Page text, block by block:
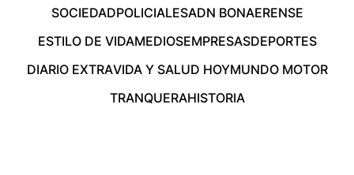
SOCIEDADPOLICIALESADN BONAERENSE
ESTILO DE VIDAMEDIOSEMPRESASDEPORTES
DIARIO EXTRAVIDA Y SALUD HOYMUNDO MOTOR
TRANQUERAHISTORIA